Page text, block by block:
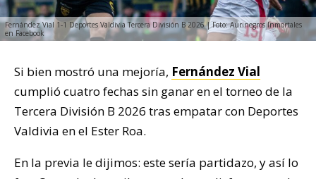
Fernández Vial 1-1 Deportes Valdivia Tercera División B 2026 | Foto: Aurinegros Inmortales
en Facebook
Si bien mostró una mejoría, Fernández Vial
cumplió cuatro fechas sin ganar en el torneo de la
Tercera División B 2026 tras empatar con Deportes
Valdivia en el Ester Roa.
En la previa le dijimos: este sería partidazo, y así lo